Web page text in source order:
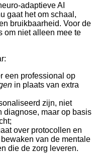
adaptieve AI
gaat het om schaal,
bruikbaarheid. Voor de
om niet alleen mee te
een professional op
in plaats van extra
zijn, niet
diagnose, maar op basis
over protocollen en
van de mentale
die de zorg leveren.